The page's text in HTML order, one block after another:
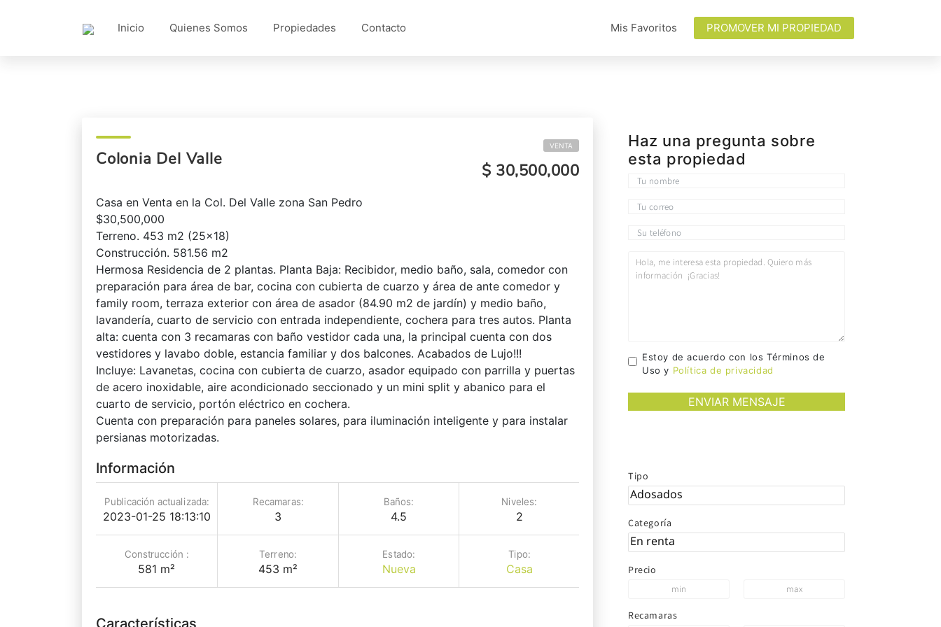
Inicio Quienes Somos Propiedades Contacto Mis Favoritos PROMOVER MI PROPIEDAD
Colonia Del Valle
VENTA
$ 30,500,000
Casa en Venta en la Col. Del Valle zona San Pedro
$30,500,000
Terreno. 453 m2 (25×18)
Construcción. 581.56 m2
Hermosa Residencia de 2 plantas. Planta Baja: Recibidor, medio baño, sala, comedor con
preparación para área de bar, cocina con cubierta de cuarzo y área de ante comedor y
family room, terraza exterior con área de asador (84.90 m2 de jardín) y medio baño,
lavandería, cuarto de servicio con entrada independiente, cochera para tres autos. Planta
alta: cuenta con 3 recamaras con baño vestidor cada una, la principal cuenta con dos
vestidores y lavabo doble, estancia familiar y dos balcones. Acabados de Lujo!!!
Incluye: Lavanetas, cocina con cubierta de cuarzo, asador equipado con parrilla y puertas
de acero inoxidable, aire acondicionado seccionado y un mini split y abanico para el
cuarto de servicio, portón eléctrico en cochera.
Cuenta con preparación para paneles solares, para iluminación inteligente y para instalar
persianas motorizadas.
Información
Publicación actualizada:
2023-01-25 18:13:10
Recamaras:
3
Baños:
4.5
Niveles:
2
Construcción :
581 m²
Terreno:
453 m²
Estado:
Nueva
Tipo:
Casa
Características
Haz una pregunta sobre
esta propiedad
Estoy de acuerdo con los Términos de
Uso y Política de privacidad
Tipo
Categoría
Precio
Recamaras